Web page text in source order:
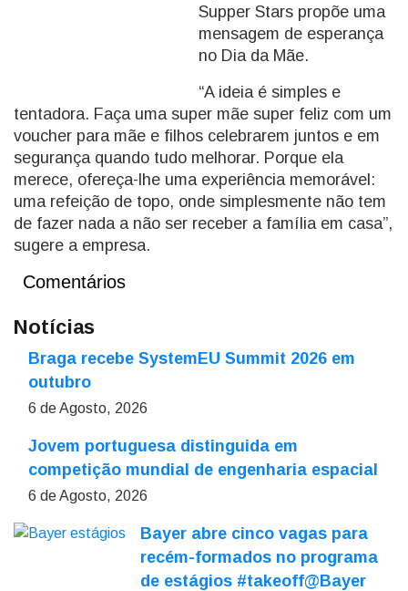
Supper Stars propõe uma
mensagem de esperança
no Dia da Mãe.
“A ideia é simples e
tentadora. Faça uma super mãe super feliz com um
voucher para mãe e filhos celebrarem juntos e em
segurança quando tudo melhorar. Porque ela
merece, ofereça-lhe uma experiência memorável:
uma refeição de topo, onde simplesmente não tem
de fazer nada a não ser receber a família em casa”,
sugere a empresa.
Comentários
Notícias
Braga recebe SystemEU Summit 2026 em
outubro
6 de Agosto, 2026
Jovem portuguesa distinguida em
competição mundial de engenharia espacial
6 de Agosto, 2026
Bayer abre cinco vagas para
recém-formados no programa
de estágios #takeoff@Bayer